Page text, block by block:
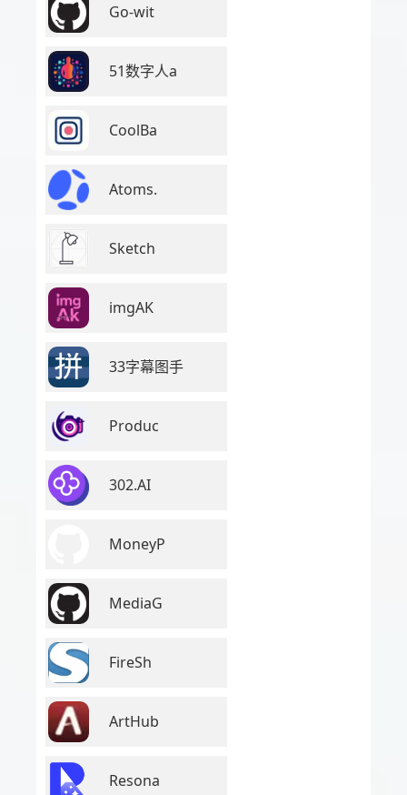
Go-wit
51数字人a
CoolBa
Atoms.
Sketch
imgAK
33字幕图手
Produc
302.AI
MoneyP
MediaG
FireSh
ArtHub
Resona